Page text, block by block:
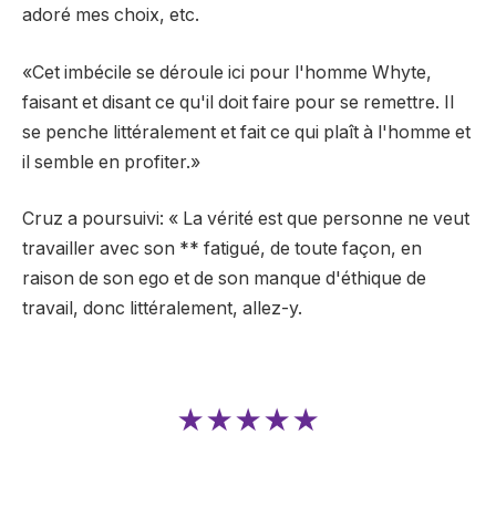
adoré mes choix, etc.
«Cet imbécile se déroule ici pour l'homme Whyte,
faisant et disant ce qu'il doit faire pour se remettre. Il
se penche littéralement et fait ce qui plaît à l'homme et
il semble en profiter.»
Cruz a poursuivi: « La vérité est que personne ne veut
travailler avec son ** fatigué, de toute façon, en
raison de son ego et de son manque d'éthique de
travail, donc littéralement, allez-y.
★★★★★